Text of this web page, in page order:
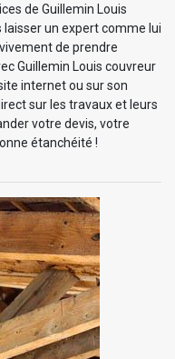
de Guillemin Louis
un expert comme lui
de prendre
Guillemin Louis couvreur
internet ou sur son
sur les travaux et leurs
votre devis, votre
étanchéité !